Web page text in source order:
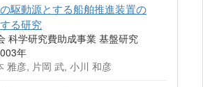
駆動源とする船舶推進装置の
る研究
科学研究費助成事業 基盤研究
年
雅彦, 片岡 武, 小川 和彦